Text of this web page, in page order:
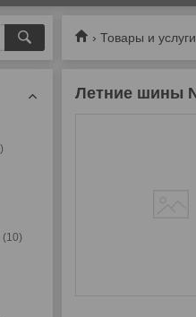
Товары и услуги
Летние шины
10